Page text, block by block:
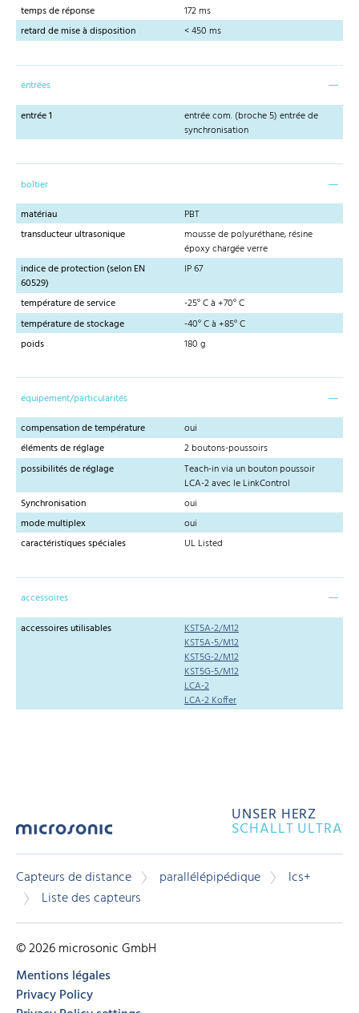
temps de réponse
172 ms
retard de mise à disposition
< 450 ms
entrées
entrée 1
entrée com. (broche 5) entrée de
synchronisation
boîtier
matériau
PBT
transducteur ultrasonique
mousse de polyuréthane, résine
époxy chargée verre
indice de protection (selon EN
60529)
IP 67
température de service
-25° C à +70° C
température de stockage
-40° C à +85° C
poids
180 g
équipement/particularités
compensation de température
oui
éléments de réglage
2 boutons-poussoirs
possibilités de réglage
Teach-in via un bouton poussoir
LCA-2 avec le LinkControl
Synchronisation
oui
mode multiplex
oui
caractéristiques spéciales
UL Listed
accessoires
accessoires utilisables
KST5A-2/M12
KST5A-5/M12
KST5G-2/M12
KST5G-5/M12
LCA-2
LCA-2 Koffer
UNSER HERZ
SCHALLT ULTRA
Capteurs de distance parallélépipédique
lcs+
Liste des capteurs
© 2026 microsonic GmbH
Mentions légales
Privacy Policy